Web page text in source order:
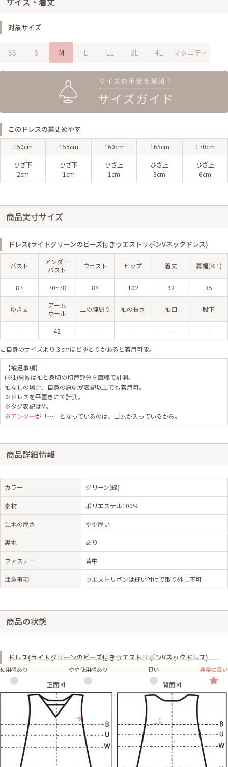
対象サイズ
SS S M L LL 3L 4L マタニティ
このドレスの着丈めやす
150cm 155cm 160cm 165cm 170cm
ひざ下
2cm
ひざ下
1cm
ひざ上
1cm
ひざ上
3cm
ひざ上
6cm
商品実寸サイズ
ドレス(ライトグリーンのビーズ付きウエストリボンVネックドレス)
バスト
アンダー
バスト
ウェスト ヒップ 着丈 肩幅(※1)
87 70~78 84 102 92 35
ゆき丈
アーム
ホール
二の腕周り 袖の長さ 袖口 股下
- 42 - - - -
ご自身のサイズより３cmほどゆとりがあると着用可能。
【補足事項】
(※1)肩幅は袖と身頃の切替部分を直線で計測。
袖なしの場合、自身の肩幅が表記以上でも着用可。
※ドレスを平置きにて計測。
※タグ表記はM。
※アンダーが「～」となっているのは、ゴムが入っているから。
商品詳細情報
カラー グリーン(緑)
素材 ポリエステル100％
生地の厚さ やや厚い
裏地 あり
ファスナー 背中
注意事項 ウエストリボンは縫い付けで取り外し不可
商品の状態
ドレス(ライトグリーンのビーズ付きウエストリボンVネックドレス)
使用感あり やや使用感あり 良い 非常に良い
正面図 背面図